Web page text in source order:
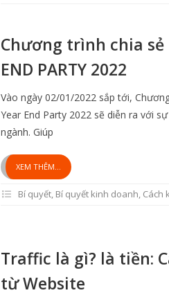
Chương trình chia sẻ
END PARTY 2022
Vào ngày 02/01/2022 sắp tới,
Year End Party 2022 sẽ diễn ra với
ngành. Giúp
XEM THÊM...
Bí quyết, Bí quyết kinh doanh, Cách
Traffic là gì? là tiền:
từ Website